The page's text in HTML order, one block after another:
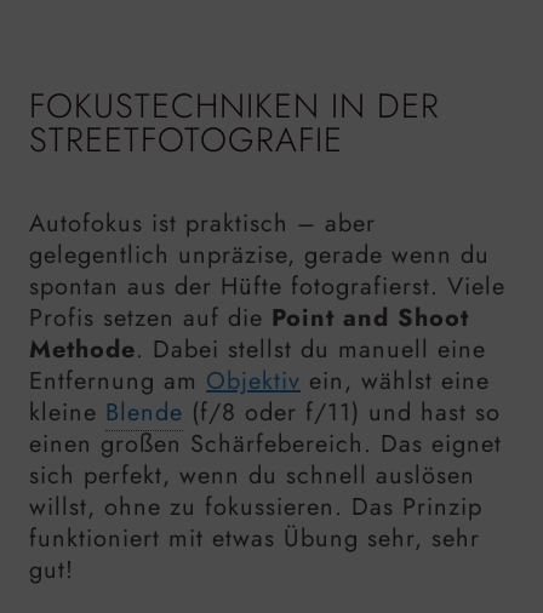
FOKUSTECHNIKEN IN DER
STREETFOTOGRAFIE
Autofokus ist praktisch – aber
gelegentlich unpräzise, gerade wenn du
spontan aus der Hüfte fotografierst. Viele
Profis setzen auf die Point and Shoot
Methode. Dabei stellst du manuell eine
Entfernung am Objektiv ein, wählst eine
kleine Blende (f/8 oder f/11) und hast so
einen großen Schärfebereich. Das eignet
sich perfekt, wenn du schnell auslösen
willst, ohne zu fokussieren. Das Prinzip
funktioniert mit etwas Übung sehr, sehr
gut!